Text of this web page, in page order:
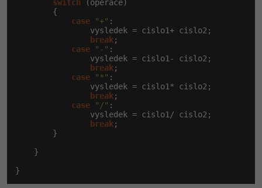
switch (operace)
        {
case
"+" :
                vysledek = cislo1+ cislo2;
break;
case
"-" :
                vysledek = cislo1- cislo2;
break;
case
"*" :
                vysledek = cislo1* cislo2;
break;
case
"/" :
                vysledek = cislo1/ cislo2;
break;
        }
    }
}